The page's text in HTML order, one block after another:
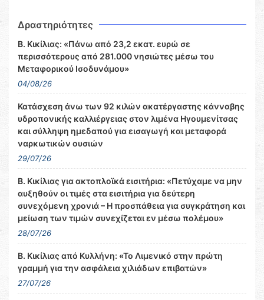
Δραστηριότητες
Β. Κικίλιας: «Πάνω από 23,2 εκατ. ευρώ σε
περισσότερους από 281.000 νησιώτες μέσω του
Μεταφορικού Ισοδυνάμου»
04/08/26
Κατάσχεση άνω των 92 κιλών ακατέργαστης κάνναβης
υδροπονικής καλλιέργειας στον λιμένα Ηγουμενίτσας
και σύλληψη ημεδαπού για εισαγωγή και μεταφορά
ναρκωτικών ουσιών
29/07/26
Β. Κικίλιας για ακτοπλοϊκά εισιτήρια: «Πετύχαμε να μην
αυξηθούν οι τιμές στα εισιτήρια για δεύτερη
συνεχόμενη χρονιά – Η προσπάθεια για συγκράτηση και
μείωση των τιμών συνεχίζεται εν μέσω πολέμου»
28/07/26
Β. Κικίλιας από Κυλλήνη: «Το Λιμενικό στην πρώτη
γραμμή για την ασφάλεια χιλιάδων επιβατών»
27/07/26